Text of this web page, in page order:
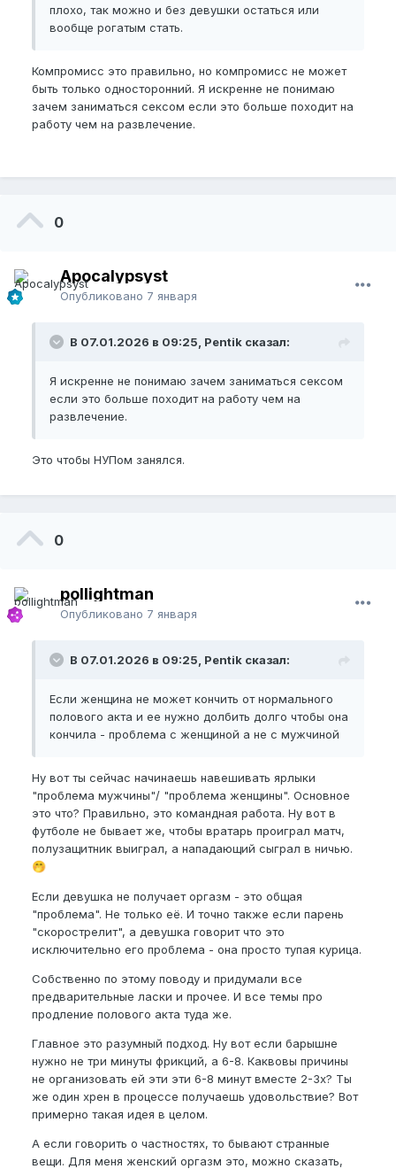
плохо, так можно и без девушки остаться или
вообще рогатым стать.
Компромисс это правильно, но компромисс не может
быть только односторонний. Я искренне не понимаю
зачем заниматься сексом если это больше походит на
работу чем на развлечение.
0
Apocalypsyst
Опубликовано 7 января
В 07.01.2026 в 09:25, Pentik сказал:
Я искренне не понимаю зачем заниматься сексом
если это больше походит на работу чем на
развлечение.
Это чтобы НУПом занялся.
0
pollightman
Опубликовано 7 января
В 07.01.2026 в 09:25, Pentik сказал:
Если женщина не может кончить от нормального
полового акта и ее нужно долбить долго чтобы она
кончила - проблема с женщиной а не с мужчиной
Ну вот ты сейчас начинаешь навешивать ярлыки
"проблема мужчины"/ "проблема женщины". Основное
это что? Правильно, это командная работа. Ну вот в
футболе не бывает же, чтобы вратарь проиграл матч,
полузащитник выиграл, а нападающий сыграл в ничью.
🤭
Если девушка не получает оргазм - это общая
"проблема". Не только её. И точно также если парень
"скорострелит", а девушка говорит что это
исключительно его проблема - она просто тупая курица.
Собственно по этому поводу и придумали все
предварительные ласки и прочее. И все темы про
продление полового акта туда же.
Главное это разумный подход. Ну вот если барышне
нужно не три минуты фрикций, а 6-8. Каквовы причины
не организовать ей эти эти 6-8 минут вместе 2-3х? Ты
же один хрен в процессе получаешь удовольствие? Вот
примерно такая идея в целом.
А если говорить о частностях, то бывают странные
вещи. Для меня женский оргазм это, можно сказать,